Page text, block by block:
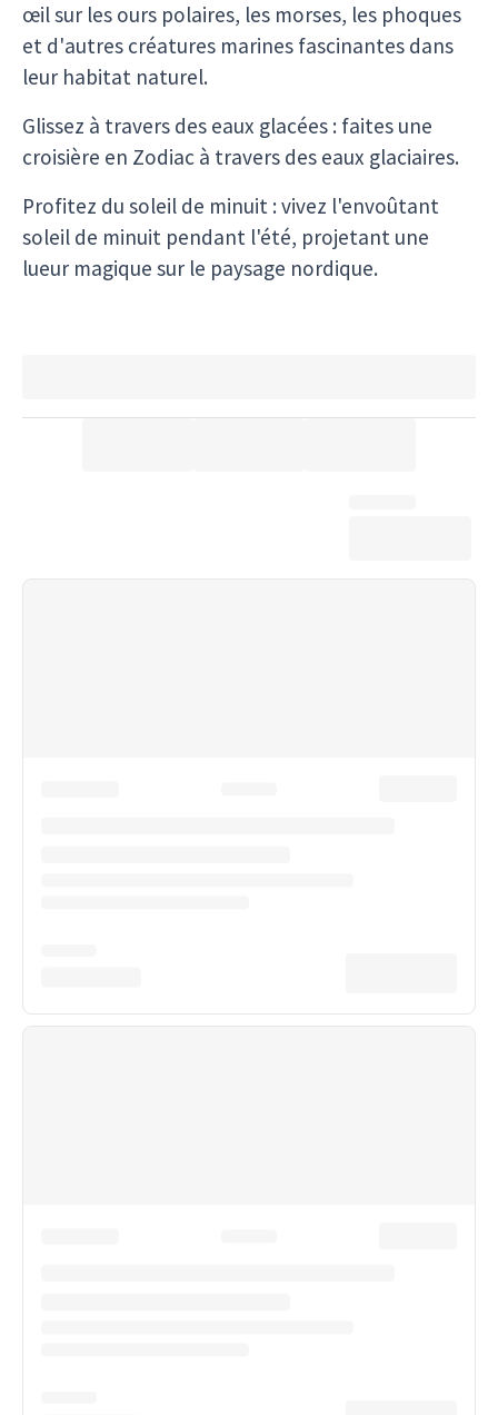
œil sur les ours polaires, les morses, les phoques
et d'autres créatures marines fascinantes dans
leur habitat naturel.
Glissez à travers des eaux glacées : faites une
croisière en Zodiac à travers des eaux glaciaires.
Profitez du soleil de minuit : vivez l'envoûtant
soleil de minuit pendant l'été, projetant une
lueur magique sur le paysage nordique.